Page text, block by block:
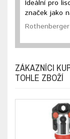
Ideální pro
značek jako
ZÁKAZNÍCI
TOHLE ZBOŽÍ